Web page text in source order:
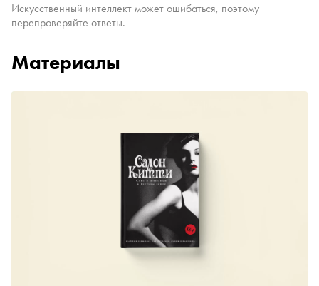
Искусственный интеллект может ошибаться, поэтому
перепроверяйте ответы.
Материалы